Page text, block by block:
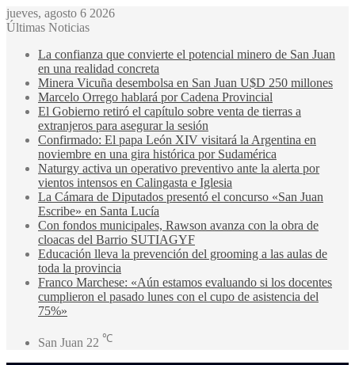
jueves, agosto 6 2026
Últimas Noticias
La confianza que convierte el potencial minero de San Juan
en una realidad concreta
Minera Vicuña desembolsa en San Juan U$D 250 millones
Marcelo Orrego hablará por Cadena Provincial
El Gobierno retiró el capítulo sobre venta de tierras a
extranjeros para asegurar la sesión
Confirmado: El papa León XIV visitará la Argentina en
noviembre en una gira histórica por Sudamérica
Naturgy activa un operativo preventivo ante la alerta por
vientos intensos en Calingasta e Iglesia
La Cámara de Diputados presentó el concurso «San Juan
Escribe» en Santa Lucía
Con fondos municipales, Rawson avanza con la obra de
cloacas del Barrio SUTIAGYF
Educación lleva la prevención del grooming a las aulas de
toda la provincia
Franco Marchese: «Aún estamos evaluando si los docentes
cumplieron el pasado lunes con el cupo de asistencia del
75%»
San Juan 22 ℃